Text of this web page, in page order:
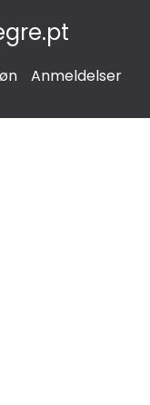
Anmeldelser